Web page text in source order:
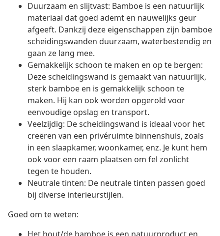
Duurzaam en slijtvast: Bamboe is een natuurlijk
materiaal dat goed ademt en nauwelijks geur
afgeeft. Dankzij deze eigenschappen zijn bamboe
scheidingswanden duurzaam, waterbestendig en
gaan ze lang mee.
Gemakkelijk schoon te maken en op te bergen:
Deze scheidingswand is gemaakt van natuurlijk,
sterk bamboe en is gemakkelijk schoon te
maken. Hij kan ook worden opgerold voor
eenvoudige opslag en transport.
Veelzijdig: De scheidingswand is ideaal voor het
creëren van een privéruimte binnenshuis, zoals
in een slaapkamer, woonkamer, enz. Je kunt hem
ook voor een raam plaatsen om fel zonlicht
tegen te houden.
Neutrale tinten: De neutrale tinten passen goed
bij diverse interieurstijlen.
Goed om te weten: